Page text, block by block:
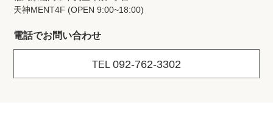
天神MENT4F (OPEN 9:00~18:00)
電話でお問い合わせ
TEL 092-762-3302